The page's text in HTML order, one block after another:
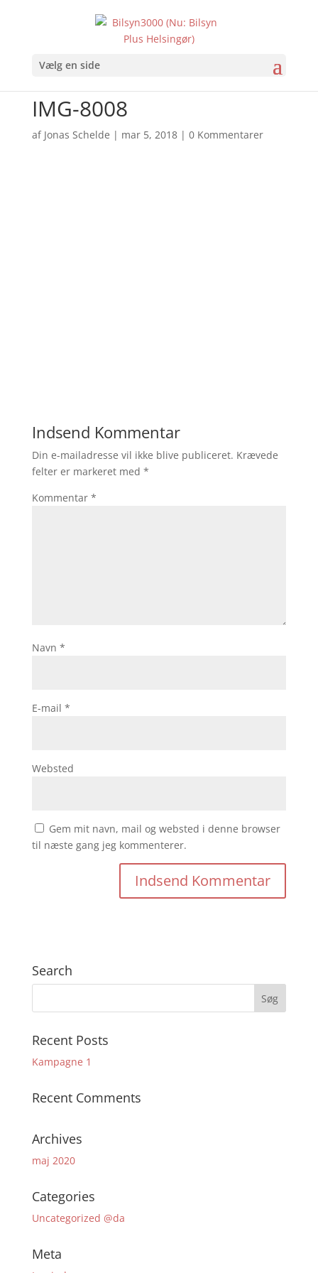
Vælg en side
IMG-8008
af Jonas Schelde | mar 5, 2018| 0 Kommentarer
Indsend Kommentar
Din e-mailadresse vil ikke blive publiceret. Krævede
felter er markeret med *
Kommentar *
Navn *
E-mail *
Websted
Gem mit navn, mail og websted i denne browser
til næste gang jeg kommenterer.
Search
Recent Posts
Kampagne 1
Recent Comments
Archives
maj 2020
Categories
Uncategorized @da
Meta